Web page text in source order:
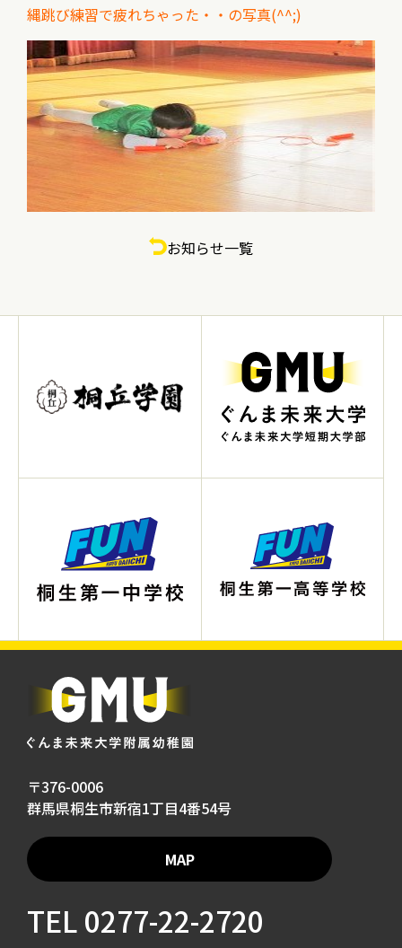
縄跳び練習で疲れちゃった・・の写真(^^;)
お知らせ一覧
〒376-0006
群馬県桐生市新宿1丁目4番54号
MAP
TEL0277-22-2720